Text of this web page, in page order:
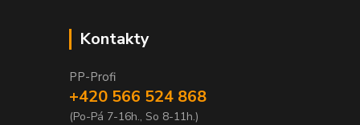
Kontakty
PP-Profi
+420 566 524 868
(Po-Pá 7-16h., So 8-11h.)